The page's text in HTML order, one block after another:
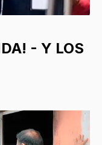
- Y LOS